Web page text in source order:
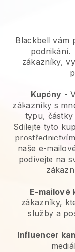
Blackbell vám
podnikání.
zákazníky,
Kupóny -
zákazníky s
typu, částky
Sdílejte tyto
naše e-
podívejte na
E-mailové
zákazníky,
služby a
Influencer